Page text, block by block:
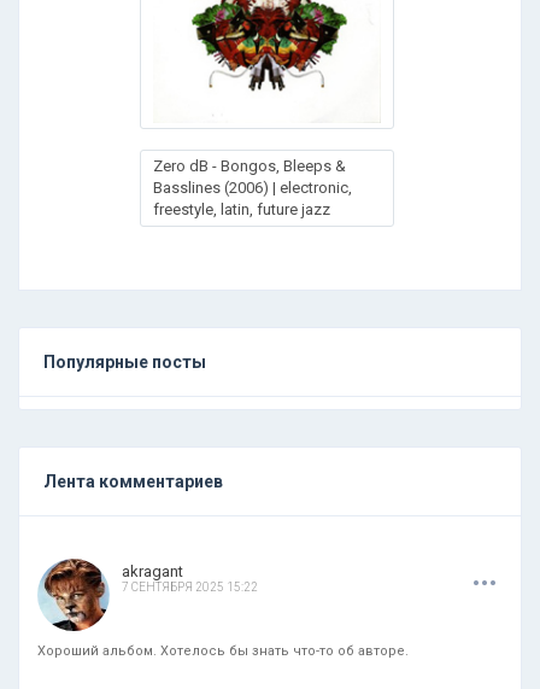
Zero dB - Bongos, Bleeps &
Basslines (2006) | electronic,
freestyle, latin, future jazz
Популярные посты
Лента комментариев
akragant
7 СЕНТЯБРЯ 2025 15:22 ...
Хороший альбом. Хотелось бы знать что-то об авторе.